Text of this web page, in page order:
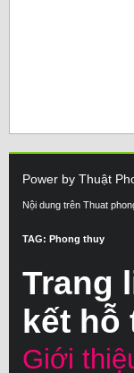
Power by Thuật
Nội dung trên Thuat
TAG: Phong thuy
Trang
kết hỗ
Giới